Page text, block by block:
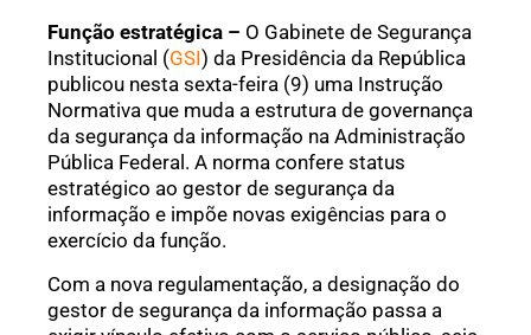
Função estratégica – O Gabinete de Segurança
Institucional (GSI) da Presidência da República
publicou nesta sexta-feira (9) uma Instrução
Normativa que muda a estrutura de governança
da segurança da informação na Administração
Pública Federal. A norma confere status
estratégico ao gestor de segurança da
informação e impõe novas exigências para o
exercício da função.
Com a nova regulamentação, a designação do
gestor de segurança da informação passa a